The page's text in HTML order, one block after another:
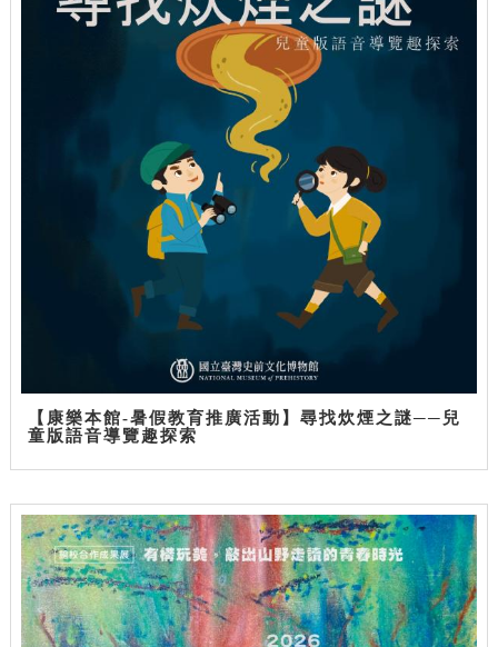
【康樂本館-暑假教育推廣活動】尋找炊煙之謎──兒
童版語音導覽趣探索